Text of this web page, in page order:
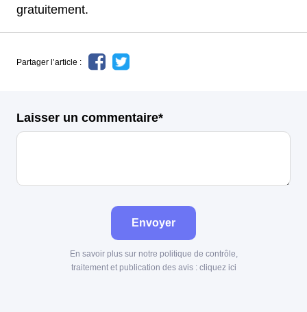
gratuitement.
Partager l’article :
Laisser un commentaire*
Envoyer
En savoir plus sur notre politique de contrôle,
traitement et publication des avis : cliquez ici